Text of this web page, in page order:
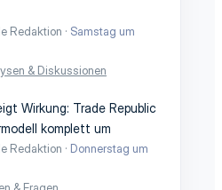
Redaktion
Samstag um
& Diskussionen
Wirkung: Trade Republic
komplett um
Redaktion
Donnerstag um
& Fragen